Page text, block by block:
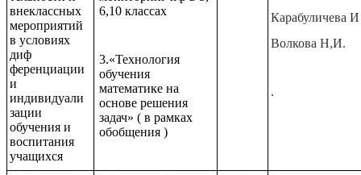
внеклассных
мероприятий
в условиях
диф
ференциации
и
индивидуали
зации
обучения и
воспитания
учащихся
6,10 классах
3.«Технология
обучения
математике на
основе решения
задач» ( в рамках
обобщения )
Карабуличева И
Волкова Н,И.
.